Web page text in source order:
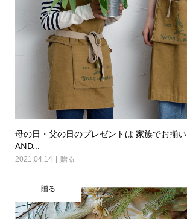
母の日・父の日のプレゼントは 家族でお揃
AND...
2021.04.14 贈る
贈る